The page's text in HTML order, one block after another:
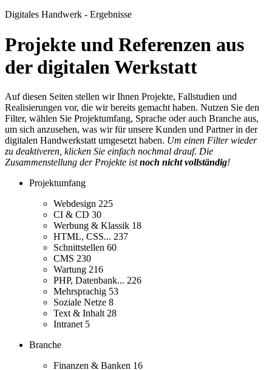
Digitales Handwerk - Ergebnisse
Projekte und Referenzen aus
der digitalen Werkstatt
Auf diesen Seiten stellen wir Ihnen Projekte, Fallstudien und
Realisierungen vor, die wir bereits gemacht haben. Nutzen Sie den
Filter, wählen Sie Projektumfang, Sprache oder auch Branche aus,
um sich anzusehen, was wir für unsere Kunden und Partner in der
digitalen Handwerkstatt umgesetzt haben. Um einen Filter wieder
zu deaktiveren, klicken Sie einfach nochmal drauf. Die
Zusammenstellung der Projekte istnoch nicht vollständig!
Projektumfang
Webdesign 225
CI & CD 30
Werbung & Klassik 18
HTML, CSS... 237
Schnittstellen 60
CMS 230
Wartung 216
PHP, Datenbank... 226
Mehrsprachig 53
Soziale Netze 8
Text & Inhalt 28
Intranet 5
Branche
Finanzen & Banken 16